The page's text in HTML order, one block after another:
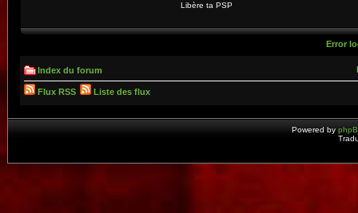
Libère ta PSP
Error
Index du forum
Flux RSS Liste des flux
Powered by